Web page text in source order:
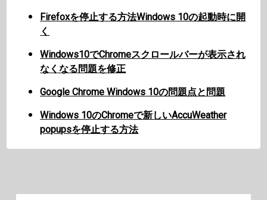
Firefoxを停止する方法Windows 10の起動時に開
く
Windows10でChromeスクロールバーが表示され
なくなる問題を修正
Google Chrome Windows 10の問題点と問題
Windows 10のChromeで新しいAccuWeather
popupsを停止する方法